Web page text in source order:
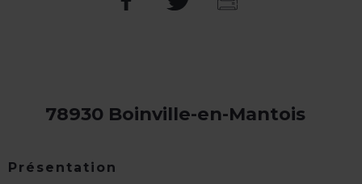
78930 Boinville-en-Mantois
Présentation